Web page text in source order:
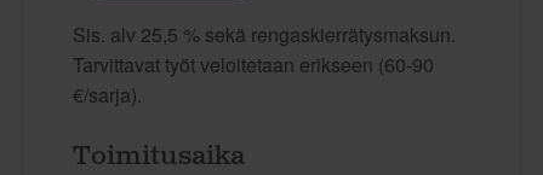
Sis. alv 25,5 % sekä rengaskierrätysmaksun.
Tarvittavat työt veloitetaan erikseen (60-90
€/sarja).
Toimitusaika